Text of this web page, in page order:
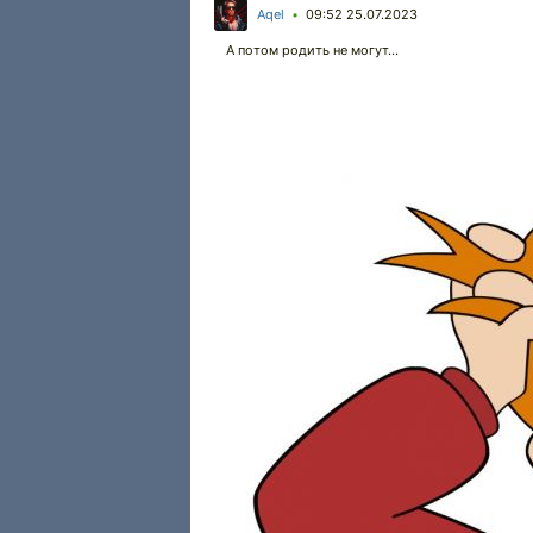
Aqel • 09:52 25.07.2023
А потом родить не могут...